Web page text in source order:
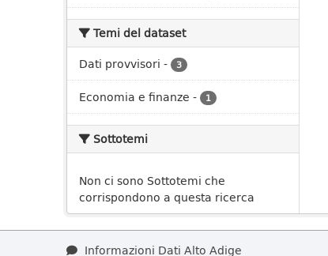
Temi del dataset
Dati provvisori - 3
Economia e finanze - 1
Sottotemi
Non ci sono Sottotemi che
corrispondono a questa ricerca
Informazioni Dati Alto Adige